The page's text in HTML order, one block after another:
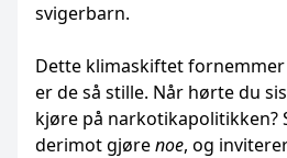
svigerbarn.
Dette klimaskiftet
er de så stille. Når hørte du
kjøre på narkotikapolitikken?
derimot gjørenoe, og